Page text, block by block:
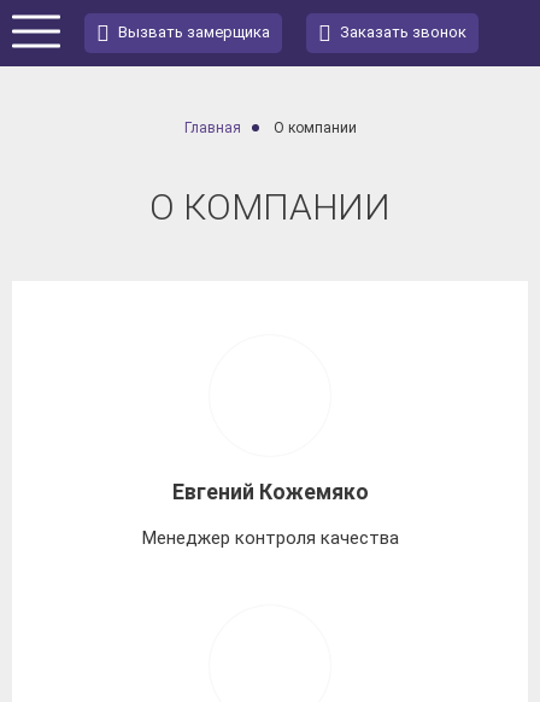
Вызвать замерщика Заказать звонок
Главная О компании
О КОМПАНИИ
Евгений Кожемяко
Менеджер контроля качества